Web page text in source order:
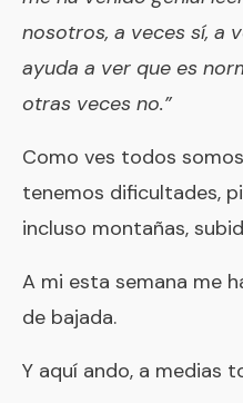
nosotros, a veces sí, a
ayuda a ver que es
otras veces no.”
Como ves todos
tenemos dificultades,
incluso montañas,
A mi esta semana me
de bajada.
Y aquí ando, a medias